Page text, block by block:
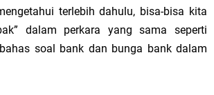
terlebih dahulu, bisa-bisa kita
dalam perkara yang sama seperti
soal bank dan bunga bank dalam